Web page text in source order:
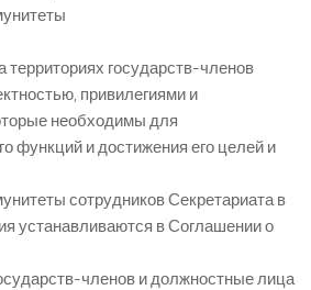
территориях государств-членов
привилегиями и
необходимы для
функций и достижения его целей и
сотрудников Секретариата в
устанавливаются в Соглашении о
членов и должностные лица